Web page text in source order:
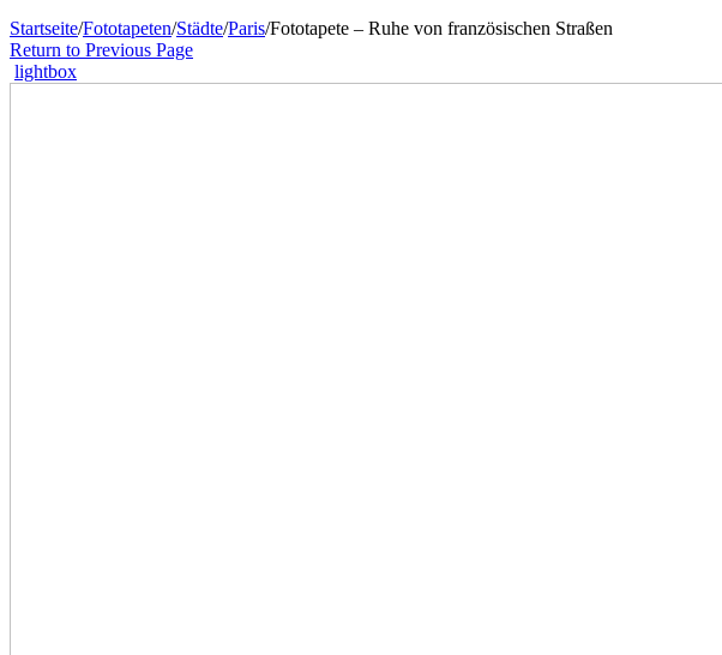
Startseite/Fototapeten/Städte/Paris/Fototapete – Ruhe von französischen Straßen
Return to Previous Page
lightbox